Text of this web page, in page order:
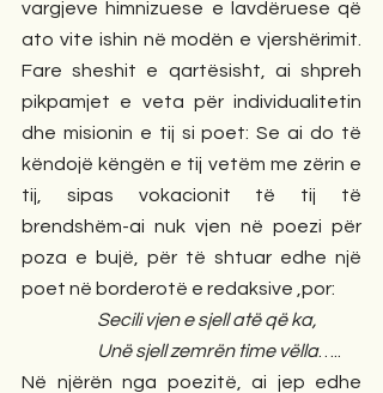
vargjeve himnizuese e lavdëruese që
ato vite ishin në modën e vjershërimit.
Fare sheshit e qartësisht, ai shpreh
pikpamjet e veta për individualitetin
dhe misionin e tij si poet: Se ai do të
këndojë këngën e tij vetëm me zërin e
tij, sipas vokacionit të tij të
brendshëm-ai nuk vjen në poezi për
poza e bujë, për të shtuar edhe një
poet në borderotë e redaksive ,por:
                     Secili vjen e sjell atë që ka,
                     Unë sjell zemrën time vëlla
…..
Në njërën nga poezitë, ai jep edhe